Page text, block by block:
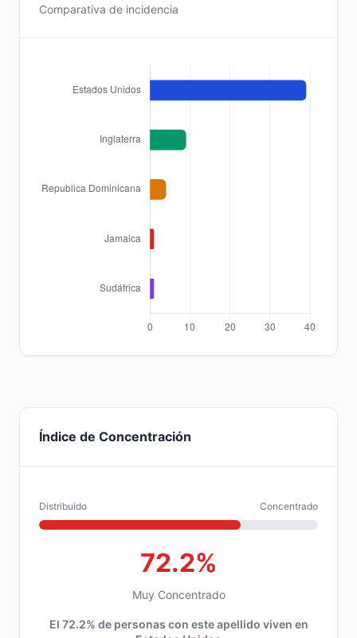
Comparativa de incidencia
Índice de Concentración
Distribuido Concentrado
72.2%
Muy Concentrado
El 72.2% de personas con este apellido viven en